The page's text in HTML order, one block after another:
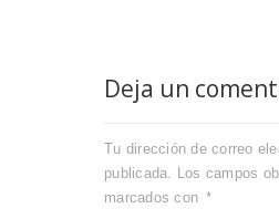
Deja un
Tu dirección de correo
publicada.
Los campos
marcados con *